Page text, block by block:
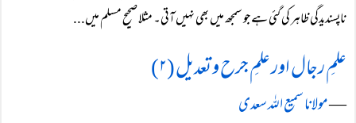
ناپسندیدگی ظاہر کی گئی ہے جو سمجھ میں بھی نہیں آتی۔ مثلا صحیح مسلم میں...
علمِ رجال اور علمِ جرح و تعدیل (۲)
―مولانا سمیع اللہ سعدی